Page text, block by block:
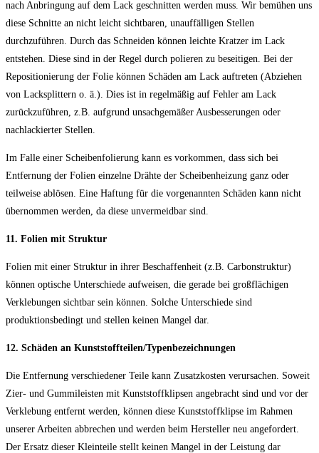
nach Anbringung auf dem Lack geschnitten werden muss. Wir bemühen uns
diese Schnitte an nicht leicht sichtbaren, unauffälligen Stellen
durchzuführen. Durch das Schneiden können leichte Kratzer im Lack
entstehen. Diese sind in der Regel durch polieren zu beseitigen. Bei der
Repositionierung der Folie können Schäden am Lack auftreten (Abziehen
von Lacksplittern o. ä.). Dies ist in regelmäßig auf Fehler am Lack
zurückzuführen, z.B. aufgrund unsachgemäßer Ausbesserungen oder
nachlackierter Stellen.
Im Falle einer Scheibenfolierung kann es vorkommen, dass sich bei
Entfernung der Folien einzelne Drähte der Scheibenheizung ganz oder
teilweise ablösen. Eine Haftung für die vorgenannten Schäden kann nicht
übernommen werden, da diese unvermeidbar sind.
11. Folien mit Struktur
Folien mit einer Struktur in ihrer Beschaffenheit (z.B. Carbonstruktur)
können optische Unterschiede aufweisen, die gerade bei großflächigen
Verklebungen sichtbar sein können. Solche Unterschiede sind
produktionsbedingt und stellen keinen Mangel dar.
12. Schäden an Kunststoffteilen/Typenbezeichnungen
Die Entfernung verschiedener Teile kann Zusatzkosten verursachen. Soweit
Zier- und Gummileisten mit Kunststoffklipsen angebracht sind und vor der
Verklebung entfernt werden, können diese Kunststoffklipse im Rahmen
unserer Arbeiten abbrechen und werden beim Hersteller neu angefordert.
Der Ersatz dieser Kleinteile stellt keinen Mangel in der Leistung dar